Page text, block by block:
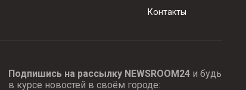
Контакты
Подпишись на рассылку NEWSROOM24и будь
в курсе новостей в своём городе: